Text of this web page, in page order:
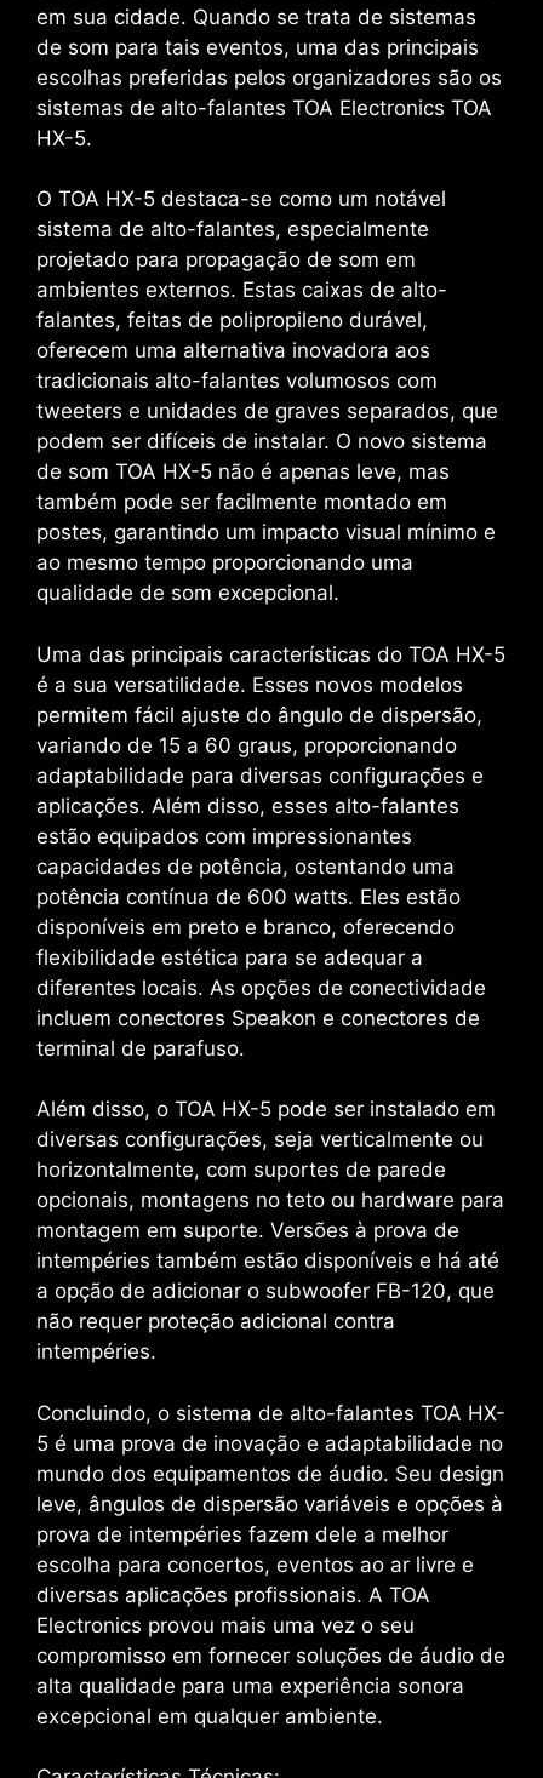
em sua cidade. Quando se trata de sistemas
de som para tais eventos, uma das principais
escolhas preferidas pelos organizadores são os
sistemas de alto-falantes TOA Electronics TOA
HX-5.
O TOA HX-5 destaca-se como um notável
sistema de alto-falantes, especialmente
projetado para propagação de som em
ambientes externos. Estas caixas de alto-
falantes, feitas de polipropileno durável,
oferecem uma alternativa inovadora aos
tradicionais alto-falantes volumosos com
tweeters e unidades de graves separados, que
podem ser difíceis de instalar. O novo sistema
de som TOA HX-5 não é apenas leve, mas
também pode ser facilmente montado em
postes, garantindo um impacto visual mínimo e
ao mesmo tempo proporcionando uma
qualidade de som excepcional.
Uma das principais características do TOA HX-5
é a sua versatilidade. Esses novos modelos
permitem fácil ajuste do ângulo de dispersão,
variando de 15 a 60 graus, proporcionando
adaptabilidade para diversas configurações e
aplicações. Além disso, esses alto-falantes
estão equipados com impressionantes
capacidades de potência, ostentando uma
potência contínua de 600 watts. Eles estão
disponíveis em preto e branco, oferecendo
flexibilidade estética para se adequar a
diferentes locais. As opções de conectividade
incluem conectores Speakon e conectores de
terminal de parafuso.
Além disso, o TOA HX-5 pode ser instalado em
diversas configurações, seja verticalmente ou
horizontalmente, com suportes de parede
opcionais, montagens no teto ou hardware para
montagem em suporte. Versões à prova de
intempéries também estão disponíveis e há até
a opção de adicionar o subwoofer FB-120, que
não requer proteção adicional contra
intempéries.
Concluindo, o sistema de alto-falantes TOA HX-
5 é uma prova de inovação e adaptabilidade no
mundo dos equipamentos de áudio. Seu design
leve, ângulos de dispersão variáveis ​​e opções à
prova de intempéries fazem dele a melhor
escolha para concertos, eventos ao ar livre e
diversas aplicações profissionais. A TOA
Electronics provou mais uma vez o seu
compromisso em fornecer soluções de áudio de
alta qualidade para uma experiência sonora
excepcional em qualquer ambiente.